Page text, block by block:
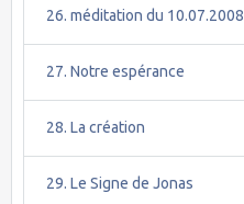
26. méditation du 10.07.2008
27. Notre espérance
28. La création
29. Le Signe de Jonas